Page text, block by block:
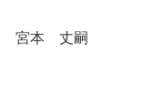
宮本 丈嗣